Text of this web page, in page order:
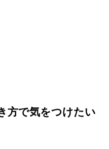
方で気をつけたい